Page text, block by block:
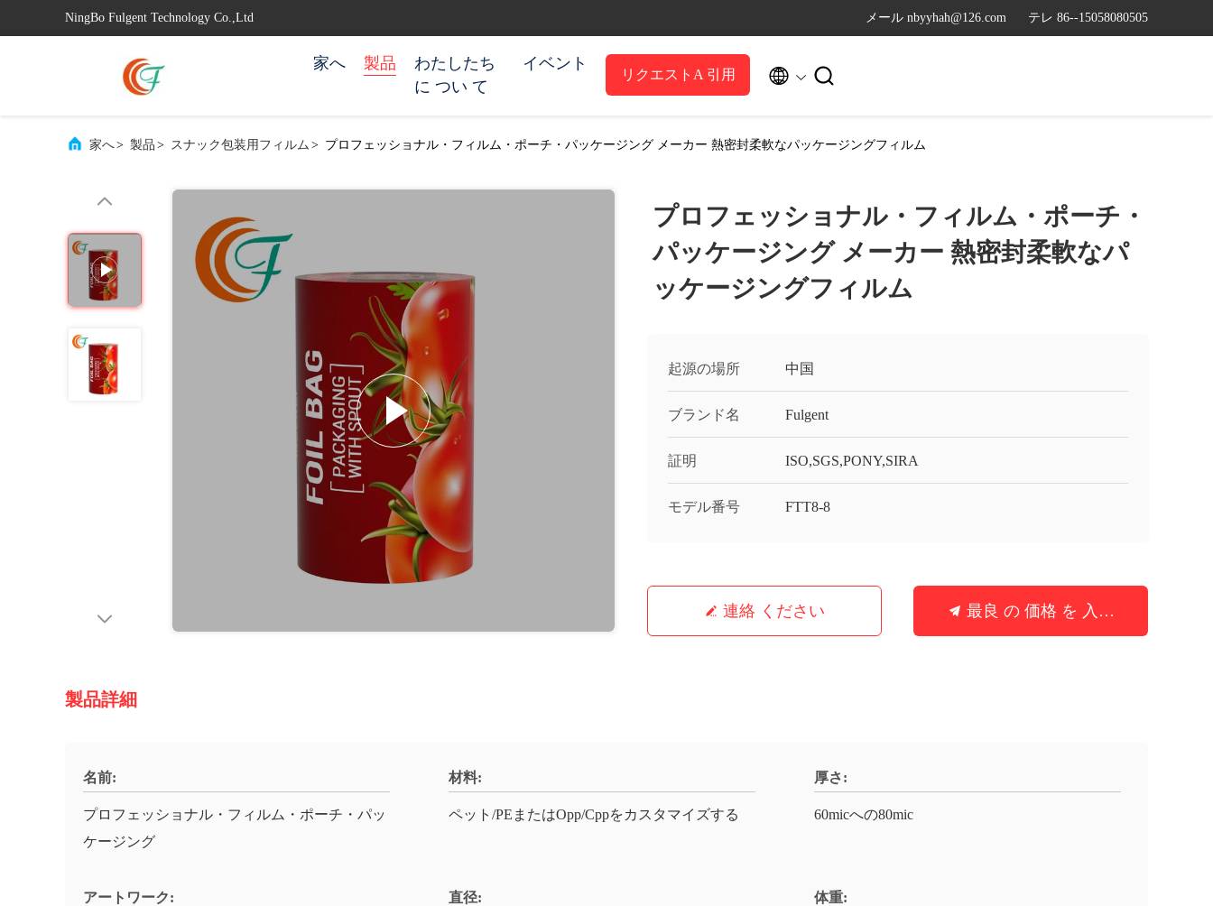
NingBo Fulgent Technology Co.,Ltd メール nbyyhah@126.com テレ 86--15058080505
家へ 製品
わたしたち
に つい て
イベント
リクエストA 引用  
家へ> 製品 > スナック包装用フィルム > プロフェッショナル・フィルム・ポーチ・パッケージング メーカー 熱密封柔軟なパッケージングフィルム
プロフェッショナル・フィルム・ポーチ・
パッケージング メーカー 熱密封柔軟なパ
ッケージングフィルム
起源の場所 中国
ブランド名 Fulgent
証明 ISO,SGS,PONY,SIRA
モデル番号 FTT8-8
連絡 ください 最良 の 価格 を 入手 する
製品詳細
名前:
プロフェッショナル・フィルム・ポーチ・パッ
ケージング
材料:
ペット/PEまたはOpp/Cppをカスタマイズする
厚さ:
60micへの80mic
アートワーク: 直径: 体重: